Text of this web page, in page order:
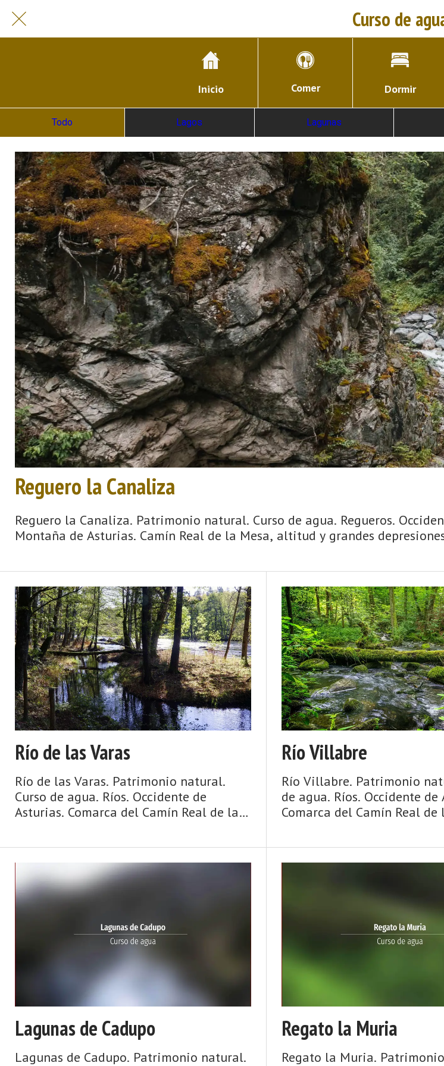
Curso de
Inicio Comer Dormir
Todo Lagos Lagunas
Reguero la Canaliza
Reguero la Canaliza. Patrimonio natural. Curso de agua. Regueros.
Montaña de Asturias. Camín Real de la Mesa, altitud y grandes
Río de las Varas
Río de las Varas. Patrimonio natural.
Curso de agua. Ríos. Occidente de
Asturias. Comarca del Camín Real de la
Caldoveiro y Cuevallagar. Yernes y Ta ...
Río Villabre
Río Villabre. Patrimonio
de agua. Ríos. Occidente de
Comarca del Camín Real de
Lagunas de Cadupo
Lagunas de Cadupo. Patrimonio natural.
Regato la Muria
Regato la Muria.